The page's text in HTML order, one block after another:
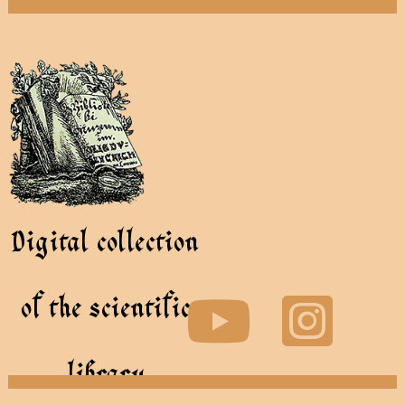
Digital collection
of the scientific
library